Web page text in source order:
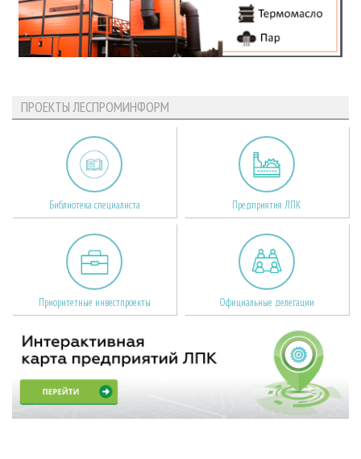
ПРОЕКТЫ ЛЕСПРОМИНФОРМ
Библиотека специалиста Предприятия ЛПК
Приоритетные инвестпроекты Официальные делегации